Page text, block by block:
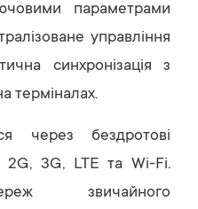
параметрами
управління
синхронізація з
терміналах.
через бездротові
2G, 3G, LTE та Wi-Fi.
звичайного